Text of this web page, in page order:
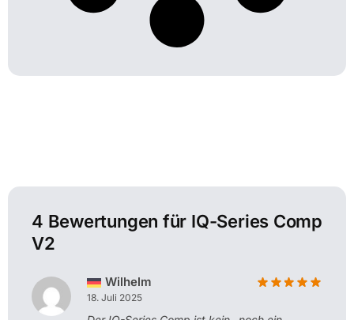
4 Bewertungen für IQ-Series Comp
V2
Wilhelm
18. Juli 2025